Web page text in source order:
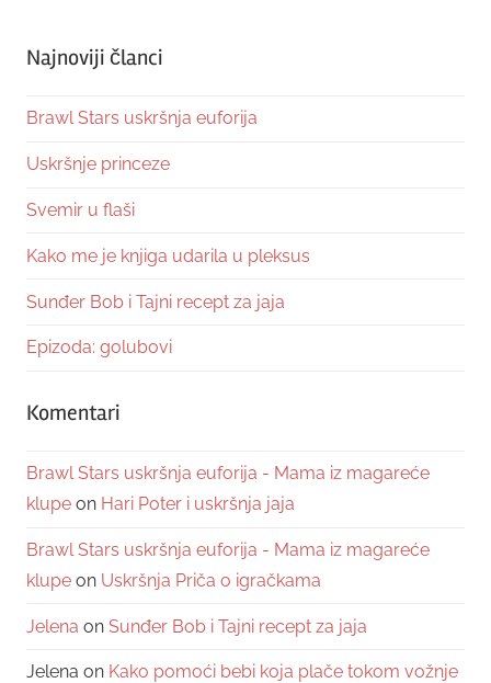
Najnoviji članci
Brawl Stars uskršnja euforija
Uskršnje princeze
Svemir u flaši
Kako me je knjiga udarila u pleksus
Sunđer Bob i Tajni recept za jaja
Epizoda: golubovi
Komentari
Brawl Stars uskršnja euforija - Mama iz magareće
klupe on Hari Poter i uskršnja jaja
Brawl Stars uskršnja euforija - Mama iz magareće
klupe on Uskršnja Priča o igračkama
Jelena on Sunđer Bob i Tajni recept za jaja
Jelena on Kako pomoći bebi koja plače tokom vožnje